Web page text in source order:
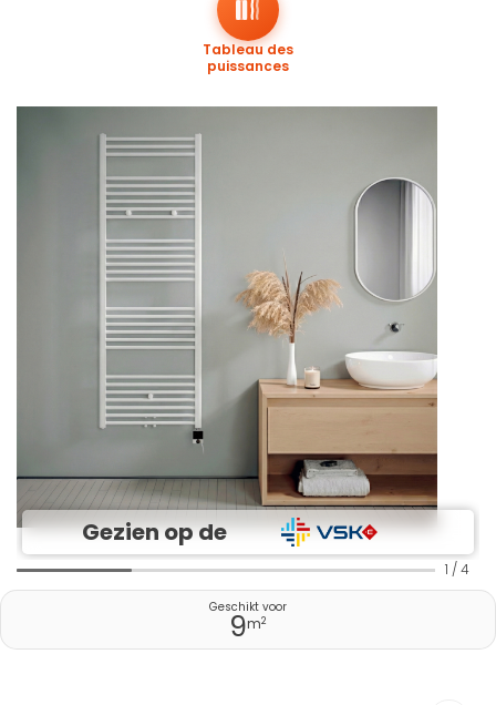
Gezien op de
Tableau des
puissances
1 / 4
Geschikt voor
9m2